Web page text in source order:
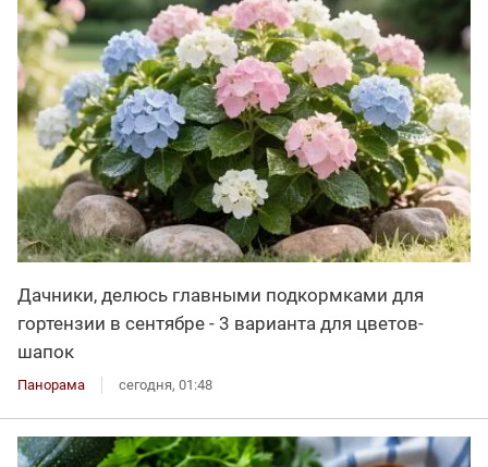
Дачники, делюсь главными подкормками для
гортензии в сентябре - 3 варианта для цветов-
шапок
Панорама сегодня, 01:48